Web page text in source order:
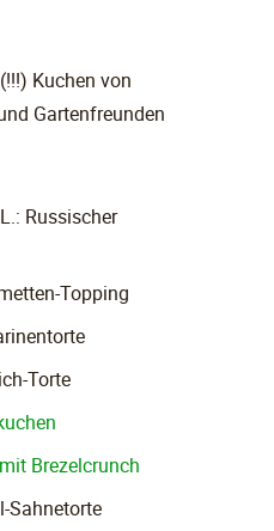
Kuchen von
Gartenfreunden
Russischer
Topping
Torte
Brezelcrunch
Sahnetorte